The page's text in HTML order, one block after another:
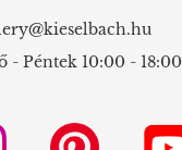
- Péntek 10:00 - 18:00